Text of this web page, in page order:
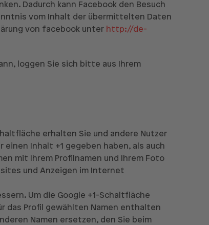
Dadurch kann Facebook den Besuch
vom Inhalt der übermittelten Daten
von facebook unter http://de-
loggen Sie sich bitte aus Ihrem
erhalten Sie und andere Nutzer
Inhalt +1 gegeben haben, als auch
mit Ihrem Profilnamen und Ihrem Foto
und Anzeigen im Internet
Um die Google +1-Schaltfläche
das Profil gewählten Namen enthalten
Namen ersetzen, den Sie beim